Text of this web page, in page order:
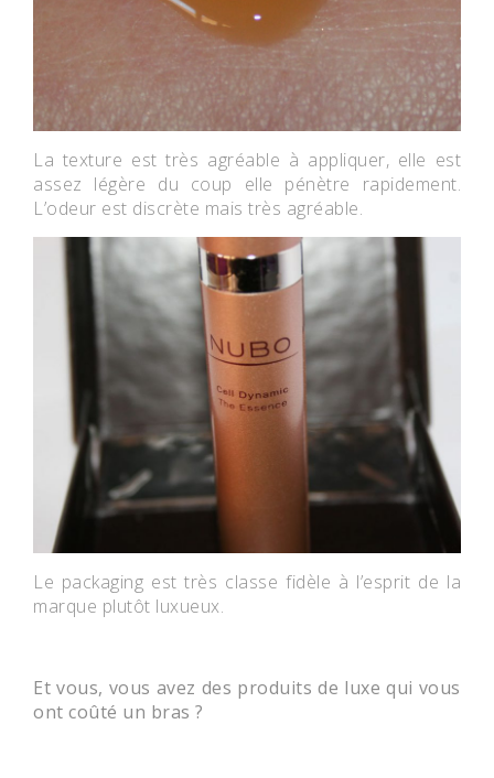
La texture est très agréable à appliquer, elle est
assez légère du coup elle pénètre rapidement.
L’odeur est discrète mais très agréable.
Le packaging est très classe fidèle à l’esprit de la
marque plutôt luxueux.
Et vous, vous avez des produits de luxe qui vous
ont coûté un bras ?